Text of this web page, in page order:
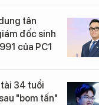
tân
đốc sinh
của PC1
34 tuổi
"bom tấn"